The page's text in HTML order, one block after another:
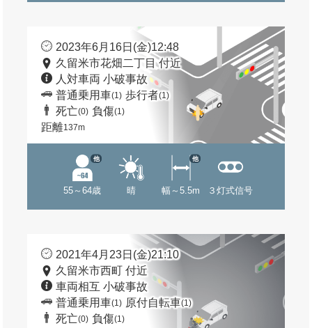
2023年6月16日(金)12:48
久留米市花畑二丁目 付近
人対車両 小破事故
普通乗用車(1) 歩行者(1)
死亡(0) 負傷(1)
距離137m
55～64歳
他
晴 幅～5.5m
他
３灯式信号
2021年4月23日(金)21:10
久留米市西町 付近
車両相互 小破事故
普通乗用車(1) 原付自転車(1)
死亡(0) 負傷(1)